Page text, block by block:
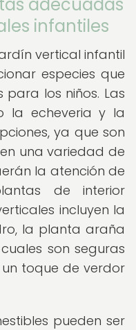
infantiles
vertical infantil
especies que
los niños. Las
la echeveria y la
ya que son
una variedad de
la atención de
de interior
incluyen la
la planta araña
son seguras
toque de verdor
pueden ser